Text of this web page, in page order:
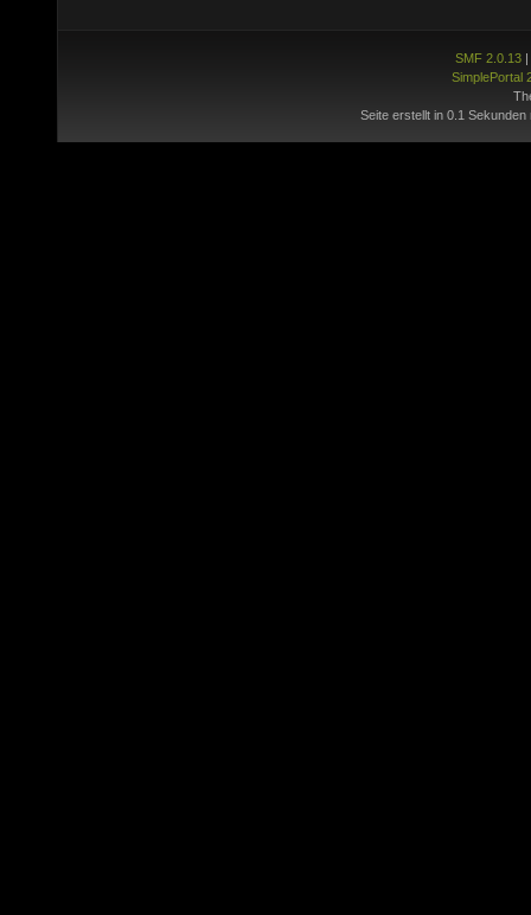
SMF 2.0.13|
SimplePortal
Seite erstellt in 0.1 Sekunden